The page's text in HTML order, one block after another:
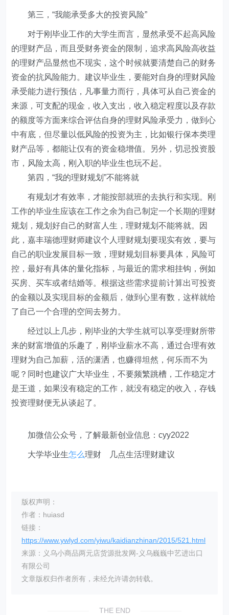
第三，“我能承受多大的投资风险”
对于刚毕业工作的大学生而言，显然承受不起高风险
的理财产品，而且受财务资金的限制，追求高风险高收益
的理财产品显然也不现实，这个时候就要清楚自己的财务
资金的抗风险能力。建议毕业生，要能对自身的理财风险
承受能力进行预估，凡事量力而行，具体可从自己资金的
来源，可支配的现金，收入支出，收入稳定程度以及存款
的额度等方面来综合评估自身的理财风险承受力，做到心
中有底，但尽量以低风险的投资为主，比如银行保本类理
财产品等，都能让仅有的资金稳增值。另外，切忌投资股
市，风险太高，刚入职的毕业生也玩不起。
第四，“我的理财规划”不能将就
有规划才有效率，才能按部就班的去执行和实现。刚
工作的毕业生应该在工作之余为自己制定一个长期的理财
规划，规划好自己的财富人生，理财规划不能将就。因
此，嘉丰瑞德理财师建议个人理财规划要现实有效，要与
自己的职业发展目标一致，理财规划目标要具体，风险可
控，最好有具体的量化指标，与最近的需求相挂钩，例如
买房、买车或者结婚等。根据这些需求提前计算出可投资
的金额以及实现目标的金额后，做到心里有数，这样就给
了自己一个合理的空间去努力。
经过以上几步，刚毕业的大学生就可以享受理财所带
来的财富增值的乐趣了，刚毕业薪水不高，通过合理有效
理财为自己加薪，活的潇洒，也赚得坦然，何乐而不为
呢？同时也建议广大毕业生，不要频繁跳槽，工作稳定才
是王道，如果没有稳定的工作，就没有稳定的收入，存钱
投资理财便无从谈起了。
加微信公众号，了解最新创业信息：cyy2022
大学毕业生怎么理财 几点生活理财建议
版权声明：
作者：huiasd
链接：
https://www.ywlyd.com/yiwu/kaidianzhinan/2015/521.html
来源：义乌小商品两元店货源批发网-义乌巍巍中艺进出口
有限公司
文章版权归作者所有，未经允许请勿转载。
THE END